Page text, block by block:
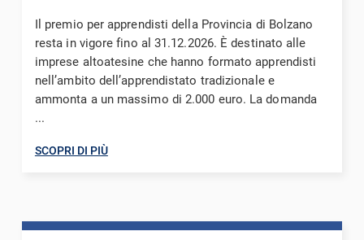
Il premio per apprendisti della Provincia di Bolzano
resta in vigore fino al 31.12.2026. È destinato alle
imprese altoatesine che hanno formato apprendisti
nell’ambito dell’apprendistato tradizionale e
ammonta a un massimo di 2.000 euro. La domanda
...
SCOPRI DI PIÙ